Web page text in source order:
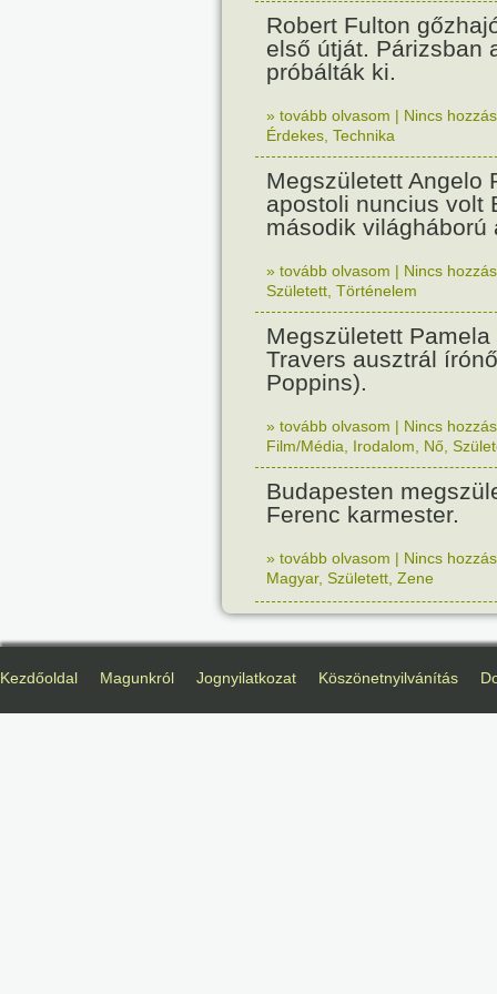
Robert Fulton
első útját. Párizsban
próbálták ki.
» tovább olvasom | Nincs
Érdekes Technika
Megszületett Angelo
apostoli nuncius volt
második világháború
» tovább olvasom | Nincs
Született Történelem
Megszületett Pamela
Travers ausztrál
Poppins).
» tovább olvasom | Nincs
Film/Média
Irodalom Nő
Budapesten
Ferenc karmester.
» tovább olvasom | Nincs
Magyar, Született Zene
Kezdőoldal Magunkról Jognyilatkozat Köszönetnyilvánítás